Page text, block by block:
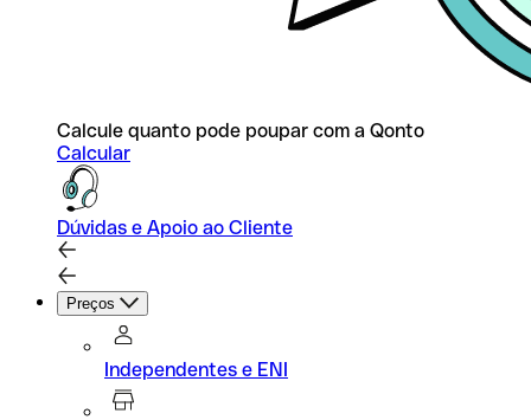
Calcule quanto pode poupar com a Qonto
Calcular
Dúvidas e Apoio ao Cliente
Preços
Independentes e ENI